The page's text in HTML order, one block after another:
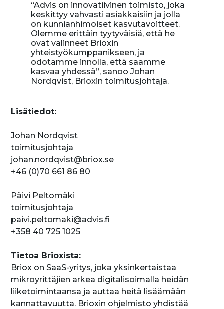
“Advis on innovatiivinen toimisto, joka
keskittyy vahvasti asiakkaisiin ja jolla
on kunnianhimoiset kasvutavoitteet.
Olemme erittäin tyytyväisiä, että he
ovat valinneet Brioxin
yhteistyökumppanikseen, ja
odotamme innolla, että saamme
kasvaa yhdessä”, sanoo Johan
Nordqvist, Brioxin toimitusjohtaja.
Lisätiedot:
Johan Nordqvist
toimitusjohtaja
johan.nordqvist@briox.se
+46 (0)70 661 86 80
Päivi Peltomäki
toimitusjohtaja
paivi.peltomaki@advis.fi
+358 40 725 1025
Tietoa Brioxista:
Briox on SaaS-yritys, joka yksinkertaistaa
mikroyrittäjien arkea digitalisoimalla heidän
liiketoimintaansa ja auttaa heitä lisäämään
kannattavuutta. Brioxin ohjelmisto yhdistää